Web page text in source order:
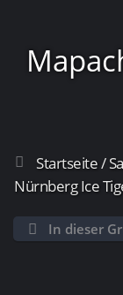
Startseite/
Nürnberg Ice
In dieser